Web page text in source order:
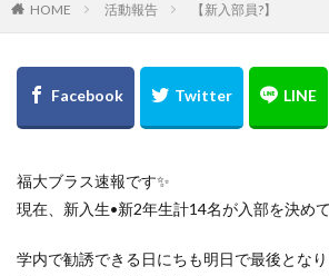
HOME 活動報告 【新入部員?】
福大ブラス速報です✨
現在、新入生•新2年生計14名が入部を決め
学内で勧誘できる日にちも明日で最後となり